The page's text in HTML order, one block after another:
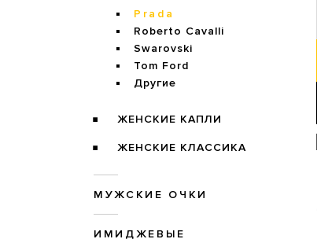
Prada
Roberto Cavalli
Swarovski
Tom Ford
Другие
ЖЕНСКИЕ КАПЛИ
ЖЕНСКИЕ КЛАССИКА
МУЖСКИЕ ОЧКИ
ИМИДЖЕВЫЕ